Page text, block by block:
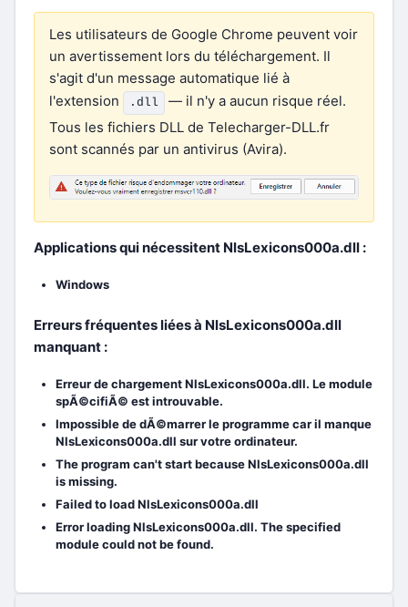
Les utilisateurs de Google Chrome peuvent voir
un avertissement lors du téléchargement. Il
s'agit d'un message automatique lié à
l'extension
.dll
— il n'y a aucun risque réel.
Tous les fichiers DLL de Telecharger-DLL.fr
sont scannés par un antivirus (Avira).
Applications qui nécessitent NlsLexicons000a.dll :
Windows
Erreurs fréquentes liées à NlsLexicons000a.dll
manquant :
Erreur de chargement NlsLexicons000a.dll. Le module
spÃ©cifiÃ© est introuvable.
Impossible de dÃ©marrer le programme car il manque
NlsLexicons000a.dll sur votre ordinateur.
The program can't start because NlsLexicons000a.dll
is missing.
Failed to load NlsLexicons000a.dll
Error loading NlsLexicons000a.dll. The specified
module could not be found.